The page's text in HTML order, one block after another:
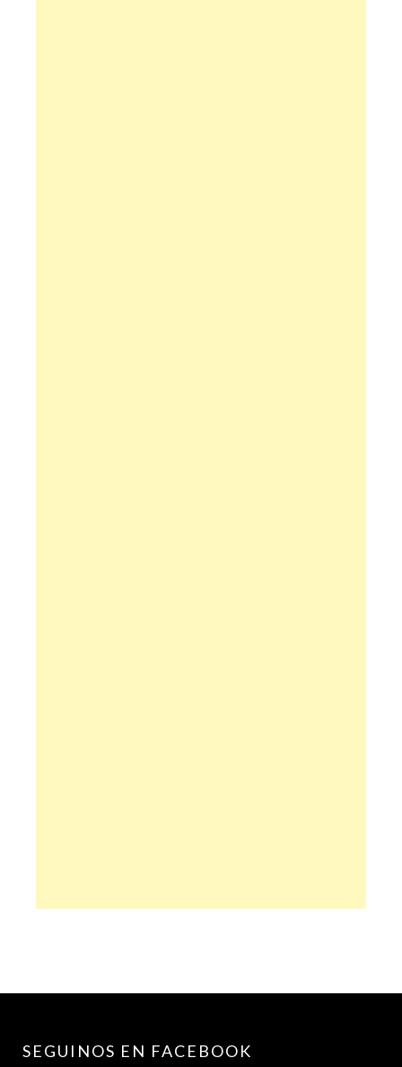
SEGUINOS EN FACEBOOK